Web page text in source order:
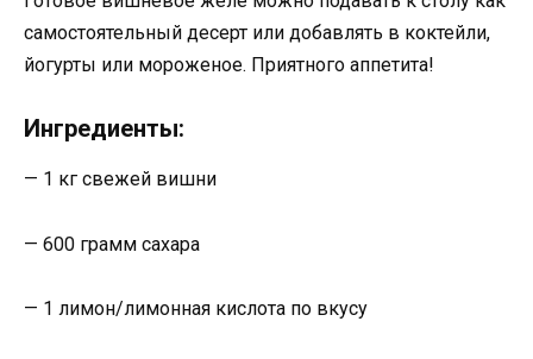
самостоятельный десерт или добавлять в коктейли,
йогурты или мороженое. Приятного аппетита!
Ингредиенты:
— 1 кг свежей вишни
— 600 грамм сахара
— 1 лимон/лимонная кислота по вкусу